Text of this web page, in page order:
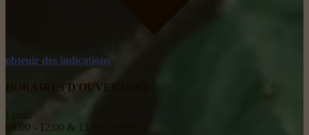
obtenir des indications
HORAIRES D'OUVERTURE:
08:00 - 12:00 & 13:00 - 18:00